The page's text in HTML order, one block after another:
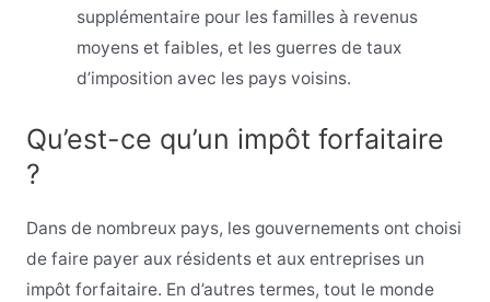
supplémentaire pour les familles à revenus
moyens et faibles, et les guerres de taux
d’imposition avec les pays voisins.
Qu’est-ce qu’un impôt forfaitaire
?
Dans de nombreux pays, les gouvernements ont choisi
de faire payer aux résidents et aux entreprises un
impôt forfaitaire. En d’autres termes, tout le monde